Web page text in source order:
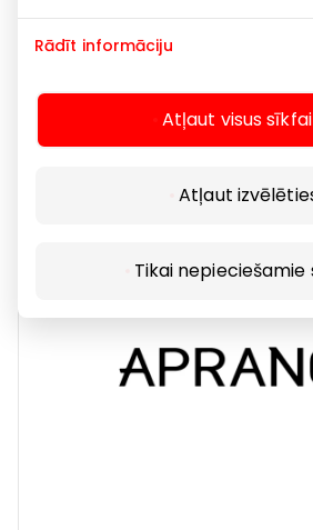
Rādīt informāciju
Atļaut visus
Atļaut
Tikai nepieciešamie